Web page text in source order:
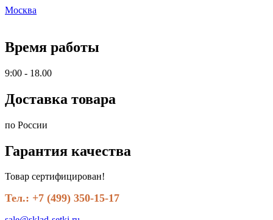
Москва
Время работы
9:00 - 18.00
Доставка товара
по России
Гарантия качества
Товар сертифицирован!
Тел.: +7 (499) 350-15-17